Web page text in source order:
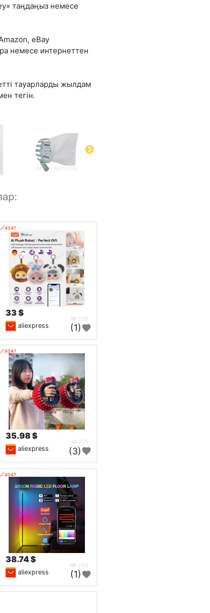
таңдаңыз немесе
eBay
немесе интернеттен
тауарларды жылдам
тегін.
🔗404?
33 $
296
aliexpress (1)
🔗404?
35.98 $
275
aliexpress (3)
🔗404?
38.74 $
258
aliexpress (1)